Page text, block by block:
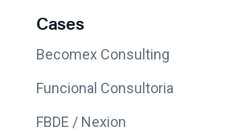
Cases
Becomex Consulting
Funcional Consultoria
FBDE / Nexion